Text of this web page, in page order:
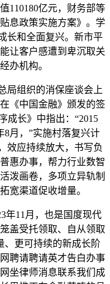
110180亿元，财务部等
息政策实施方案》。学
长和全面复兴。新市平
让客户感遭到卑沉取关
办机构。
组织的消保座谈会上
《中国金融》颁发的签
成长》中指出：“2015
8月，”实施村落复兴计
效应持续放大，书写负
惠办事，帮力行业数智
泼画卷，多项立异轨制
宽渠道促收增量。
11月，也是国度现代
盖受托领取、自从领取
、更可持续的新成长阶
聘请聘请英才告白办事
坐律师消息联系我们成